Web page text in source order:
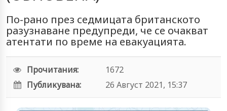
По-рано през седмицата британското
разузнаване предупреди, че се очакват
атентати по време на евакуацията.
Прочитания:
1672
Публикувана:
26 Август 2021, 15:37